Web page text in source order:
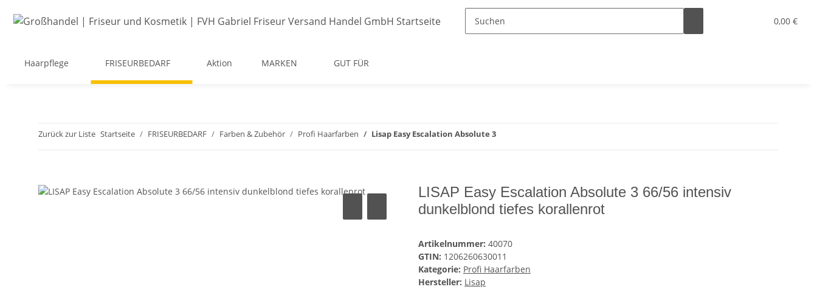
0,00 €
Haarpflege FRISEURBEDARF Aktion MARKEN GUT FÜR
Zurück zur Liste Startseite FRISEURBEDARF Farben & Zubehör Profi Haarfarben Lisap Easy Escalation Absolute 3
LISAP Easy Escalation Absolute 3 66/56 intensiv
dunkelblond tiefes korallenrot
Artikelnummer: 40070
GTIN: 1206260630011
Kategorie: Profi Haarfarben
Hersteller: Lisap